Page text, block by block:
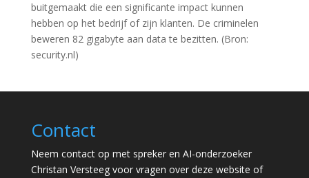
buitgemaakt die een significante impact kunnen
hebben op het bedrijf of zijn klanten. De criminelen
beweren 82 gigabyte aan data te bezitten. (Bron:
security.nl)
Contact
Neem contact op met spreker en AI-onderzoeker
Christan Versteeg voor vragen over deze website of